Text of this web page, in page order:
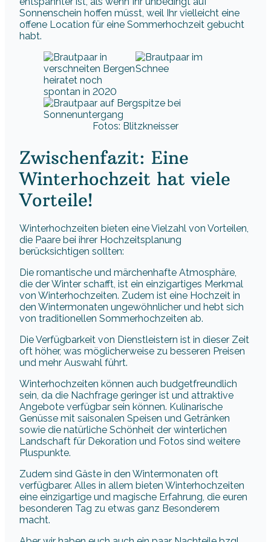
Sonnenschein hoffen müsst, weil Ihr vielleicht eine
offene Location für eine Sommerhochzeit gebucht
habt.
Fotos: Blitzkneisser
Zwischenfazit: Eine
Winterhochzeit hat viele
Vorteile!
Winterhochzeiten bieten eine Vielzahl von Vorteilen,
die Paare bei ihrer Hochzeitsplanung
berücksichtigen sollten:
Die romantische und märchenhafte Atmosphäre,
die der Winter schafft, ist ein einzigartiges Merkmal
von Winterhochzeiten. Zudem ist eine Hochzeit in
den Wintermonaten ungewöhnlicher und hebt sich
von traditionellen Sommerhochzeiten ab.
Die Verfügbarkeit von Dienstleistern ist in dieser Zeit
oft höher, was möglicherweise zu besseren Preisen
und mehr Auswahl führt.
Winterhochzeiten können auch budgetfreundlich
sein, da die Nachfrage geringer ist und attraktive
Angebote verfügbar sein können. Kulinarische
Genüsse mit saisonalen Speisen und Getränken
sowie die natürliche Schönheit der winterlichen
Landschaft für Dekoration und Fotos sind weitere
Pluspunkte.
Zudem sind Gäste in den Wintermonaten oft
verfügbarer. Alles in allem bieten Winterhochzeiten
eine einzigartige und magische Erfahrung, die euren
besonderen Tag zu etwas ganz Besonderem
macht.